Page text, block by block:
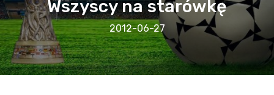
Wszyscy na starówkę
2012-06-27